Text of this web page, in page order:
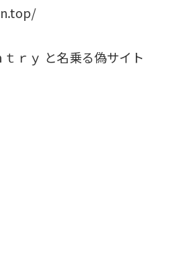
ｒｙ と名乗る偽サイト